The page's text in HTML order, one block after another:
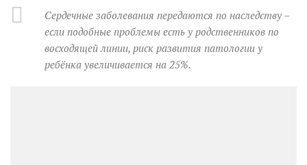
Сердечные заболевания передаются по наследству –
если подобные проблемы есть у родственников по
восходящей линии, риск развития патологии у
ребёнка увеличивается на 25%.